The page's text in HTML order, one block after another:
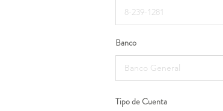
Banco
Tipo de Cuenta